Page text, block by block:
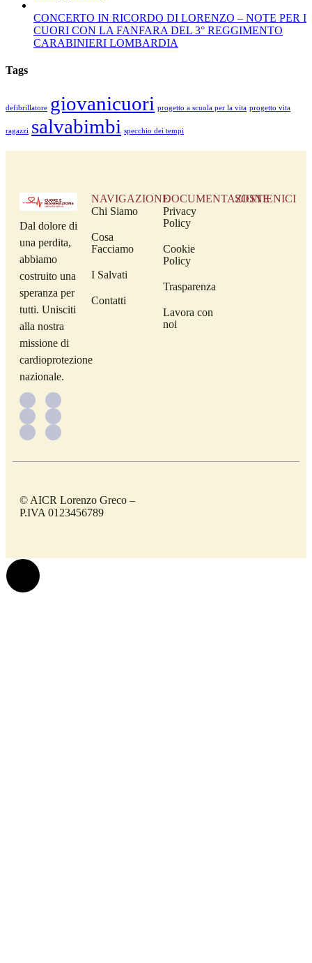
CONCERTO IN RICORDO DI LORENZO – NOTE PER I
CUORI CON LA FANFARA DEL 3° REGGIMENTO
CARABINIERI LOMBARDIA
Tags
defibrillatore giovanicuori progetto a scuola per la vita progetto vita
ragazzi salvabimbi specchio dei tempi
Dal dolore di
una perdita,
abbiamo
costruito una
speranza per
tutti. Unisciti
alla nostra
missione di
cardioprotezione
nazionale.
NAVIGAZIONE
Chi Siamo
Cosa
Facciamo
I Salvati
Contatti
DOCUMENTAZIONE
Privacy
Policy
Cookie
Policy
Trasparenza
Lavora con
noi
SOSTIENICI
© AICR Lorenzo Greco –
P.IVA 0123456789